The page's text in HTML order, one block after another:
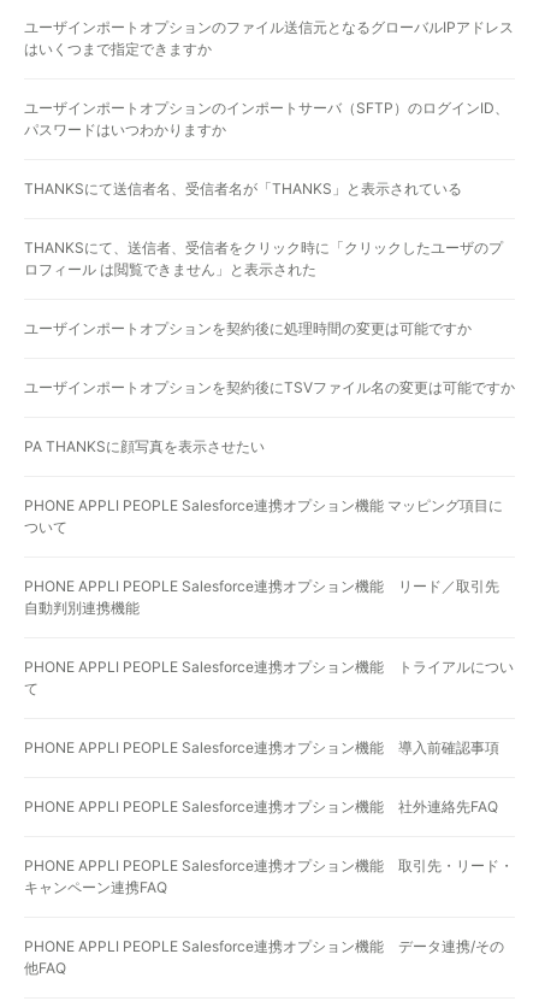
ユーザインポートオプションのファイル送信元となるグローバルIPアドレス
はいくつまで指定できますか
ユーザインポートオプションのインポートサーバ（SFTP）のログインID、
パスワードはいつわかりますか
THANKSにて送信者名、受信者名が「THANKS」と表示されている
THANKSにて、送信者、受信者をクリック時に「クリックしたユーザのプ
ロフィール は閲覧できません」と表示された
ユーザインポートオプションを契約後に処理時間の変更は可能ですか
ユーザインポートオプションを契約後にTSVファイル名の変更は可能ですか
PA THANKSに顔写真を表示させたい
PHONE APPLI PEOPLE Salesforce連携オプション機能 マッピング項目に
ついて
PHONE APPLI PEOPLE Salesforce連携オプション機能 リード／取引先
自動判別連携機能
PHONE APPLI PEOPLE Salesforce連携オプション機能 トライアルについ
て
PHONE APPLI PEOPLE Salesforce連携オプション機能 導入前確認事項
PHONE APPLI PEOPLE Salesforce連携オプション機能 社外連絡先FAQ
PHONE APPLI PEOPLE Salesforce連携オプション機能 取引先・リード・
キャンペーン連携FAQ
PHONE APPLI PEOPLE Salesforce連携オプション機能 データ連携/その
他FAQ